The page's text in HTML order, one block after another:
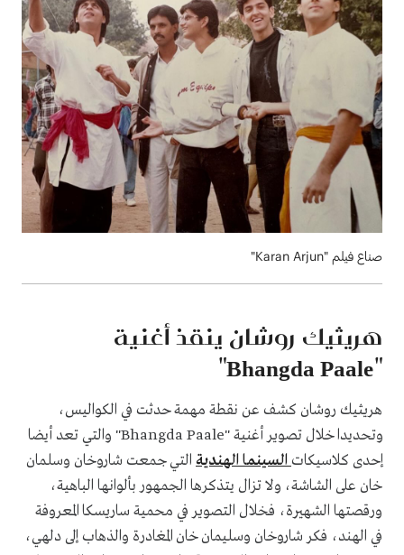
صناع فيلم "Karan Arjun"
هريثيك روشان ينقذ أغنية
"Bhangda Paale"
هريثيك روشان كشف عن نقطة مهمة حدثت في الكواليس،
وتحديدا خلال تصوير أغنية "Bhangda Paale" والتي تعد أيضا
إحدى كلاسيكات السينما الهندية التي جمعت شاروخان وسلمان
خان على الشاشة، ولا تزال يتذكرها الجمهور بألوانها الباهية،
ورقصتها الشهيرة، فخلال التصوير في محمية ساريسكا المعروفة
في الهند، فكر شاروخان وسليمان خان المغادرة والذهاب إلى دلهي،